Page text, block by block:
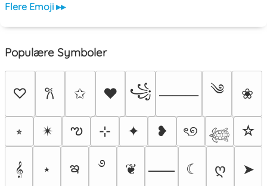
Flere Emoji ▸▸
Populære Symboler
♡ 𐙚 ✩ ♥ ꧁ ⸻ ༄ ❀
⭒ ✴︎ ఌ ⊹ ✦ ❥ ৎ୭ 𓆉 ☆
𝄞 ⋆ ఇ ࿔ ❦ ⸺ ☾ ღ ➤